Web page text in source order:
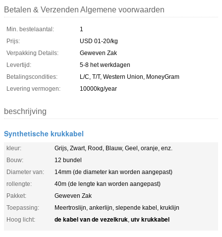
Betalen & Verzenden Algemene voorwaarden
Min. bestelaantal:
1
Prijs:
USD 01-20/kg
Verpakking Details:
Geweven Zak
Levertijd:
5-8 het werkdagen
Betalingscondities:
L/C, T/T, Western Union, MoneyGram
Levering vermogen:
10000kg/year
beschrijving
Synthetische krukkabel
kleur:
Grijs, Zwart, Rood, Blauw, Geel, oranje, enz.
Bouw:
12 bundel
Diameter van:
14mm (de diameter kan worden aangepast)
rollengte:
40m (de lengte kan worden aangepast)
Pakket:
Geweven Zak
Toepassing:
Meertroslijn, ankerlijn, slepende kabel, kruklijn
Hoog licht:
de kabel van de vezelkruk, utv krukkabel